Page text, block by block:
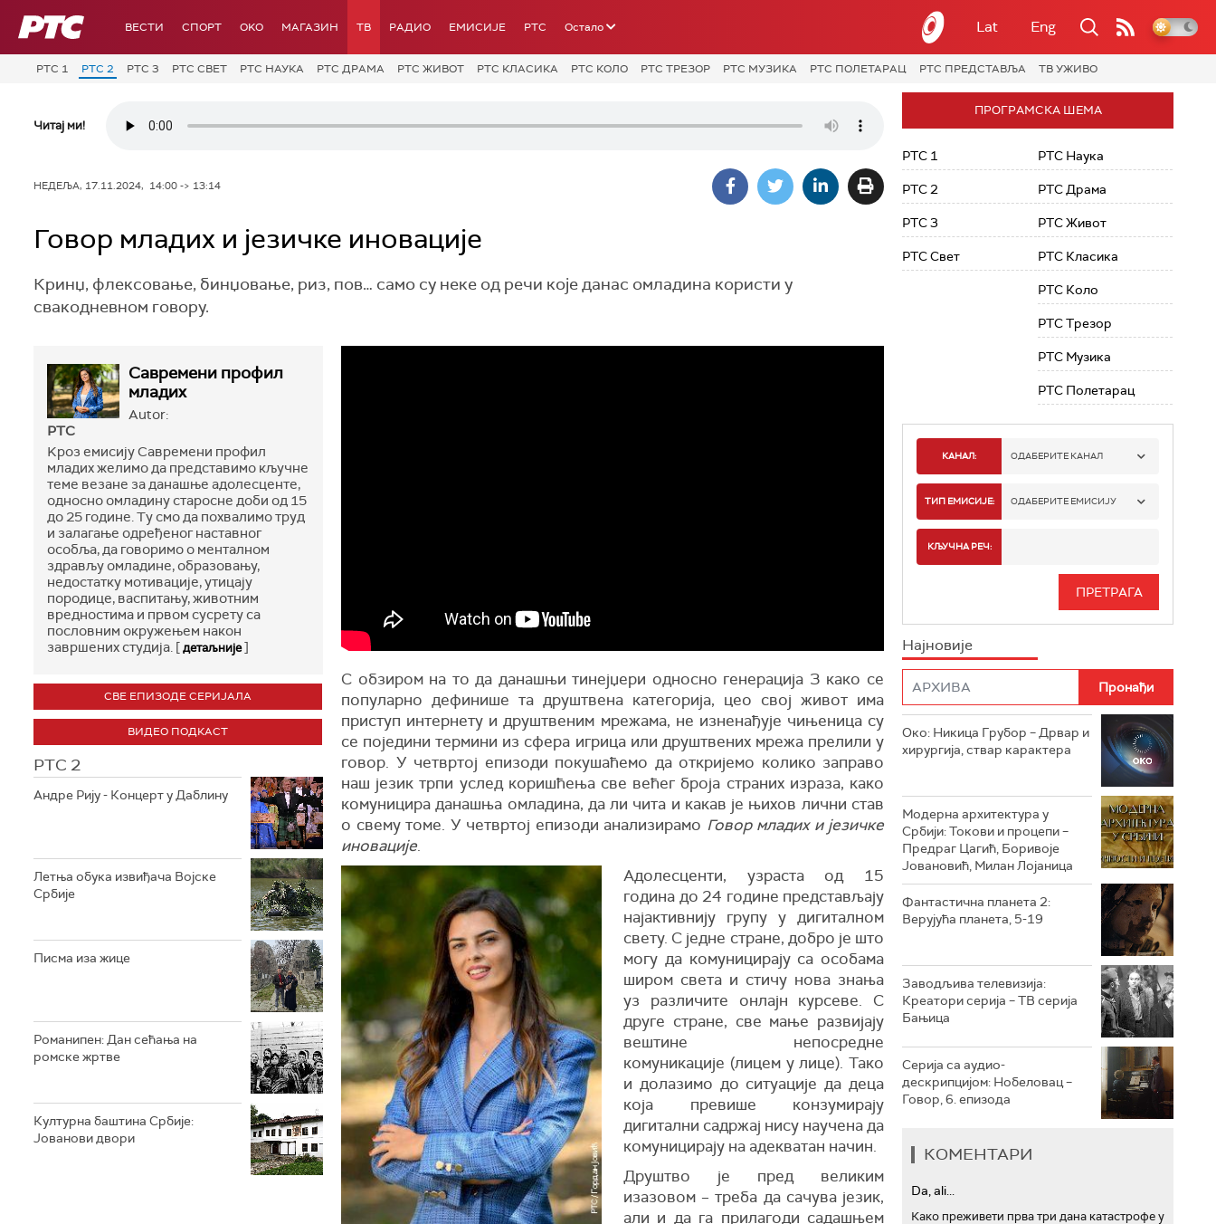
РТС ВЕСТИ СПОРТ OKO МАГАЗИН ТВ РАДИО ЕМИСИЈЕ РТС Остало Lat Eng
РТС 1 РТС 2 РТС 3 РТС СВЕТ РТС НАУКА РТС ДРАМА РТС ЖИВОТ РТС КЛАСИКА РТС КОЛО РТС ТРЕЗОР РТС МУЗИКА РТС ПОЛЕТАРАЦ РТС ПРЕДСТАВЉА ТВ УЖИВО
Читај ми!
НЕДЕЉА, 17.11.2024, 14:00 -> 13:14
Говор младих и језичке иновације
Кринџ, флексовање, бинџовање, риз, пов… само су неке од речи које данас омладина користи у
свакодневном говору.
Савремени профил
младих
Autor:
РТС
Kроз емисију Савремени профил
младих желимо да представимо кључне
теме везане за данашње адолесценте,
односно омладину старосне доби од 15
до 25 године. Ту смо да похвалимо труд
и залагање одређеног наставног
особља, да говоримо о менталном
здрављу омладине, образовању,
недостатку мотивације, утицају
породице, васпитању, животним
вредностима и првом сусрету са
пословним окружењем након
завршених студија. [детаљније]
СВЕ ЕПИЗОДЕ СЕРИЈАЛА
ВИДЕО ПОДКАСТ
РТС 2
Андре Рију - Концерт у Даблину
Летња обука извиђача Војске
Србије
Писма иза жице
Романипен: Дан сећања на
ромске жртве
Културна баштина Србије:
Јованови двори
С обзиром на то да данашњи тинејџери односно генерација З како се
популарно дефинише та друштвена категорија, цео свој живот има
приступ интернету и друштвеним мрежама, не изненађује чињеница су
се поједини термини из сфера игрица или друштвених мрежа прелили у
говор. У четвртој епизоди покушаћемо да откријемо колико заправо
наш језик трпи услед коришћења све већег броја страних израза, како
комуницира данашња омладина, да ли чита и какав је њихов лични став
о свему томе. У четвртој епизоди анализирамо Говор младих и језичке
иновације.
Адолесценти, узраста од 15
година до 24 године представљају
најактивнију групу у дигиталном
свету. С једне стране, добро је што
могу да комуницирају са особама
широм света и стичу нова знања
уз различите онлајн курсеве. С
друге стране, све мање развијају
вештине непосредне
комуникације (лицем у лице). Тако
и долазимо до ситуације да деца
која превише конзумирају
дигитални садржај нису научена да
комуницирају на адекватан начин.
Друштво је пред великим
изазовом – треба да сачува језик,
али и да га прилагоди садашњем
ПРОГРАМСКА ШЕМА
РТС 1
РТС 2
РТС 3
РТС Свет
РТС Наука
РТС Драма
РТС Живот
РТС Класика
РТС Коло
РТС Трезор
РТС Музика
РТС Полетарац
КАНАЛ: ОДАБЕРИТЕ КАНАЛ
РТС 1
РТС 3
РТС ЖИВОТ
РТС КЛАСИКА
РТС ТРЕЗОР
РТС МУЗИКА
РТС ПОЛЕТАРАЦ
ТИП ЕМИСИЈЕ: ОДАБЕРИТЕ ЕМИСИЈУ
КЉУЧНА РЕЧ:
Најновије
Око: Никица Грубор – Дрвар и
хирургија, ствар карактера
Модерна архитектура у
Србији: Токови и процепи –
Предраг Цагић, Боривоје
Јовановић, Милан Лојаница
Фантастична планета 2:
Верујућа планета, 5-19
Заводљива телевизија:
Креатори серија – ТВ серија
Бањица
Серија са аудио-
дескрипцијом: Нобеловац –
Говор, 6. епизода
КОМЕНТАРИ
Da, ali...
Како преживети прва три дана катастрофе у